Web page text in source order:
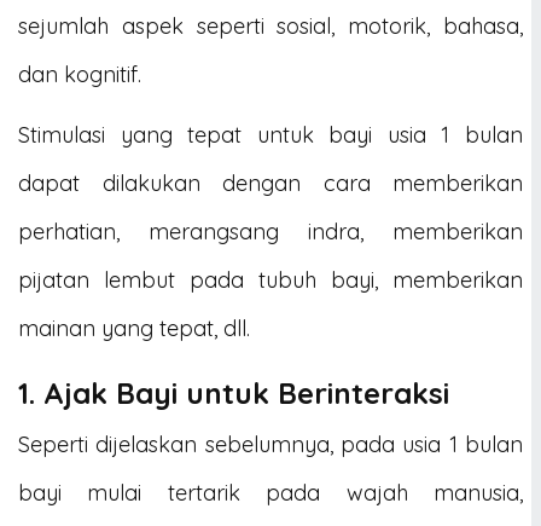
sejumlah aspek seperti sosial, motorik, bahasa,
dan kognitif.
Stimulasi yang tepat untuk bayi usia 1 bulan
dapat dilakukan dengan cara memberikan
perhatian, merangsang indra, memberikan
pijatan lembut pada tubuh bayi, memberikan
mainan yang tepat, dll.
1. Ajak Bayi untuk Berinteraksi
Seperti dijelaskan sebelumnya, pada usia 1 bulan
bayi mulai tertarik pada wajah manusia,